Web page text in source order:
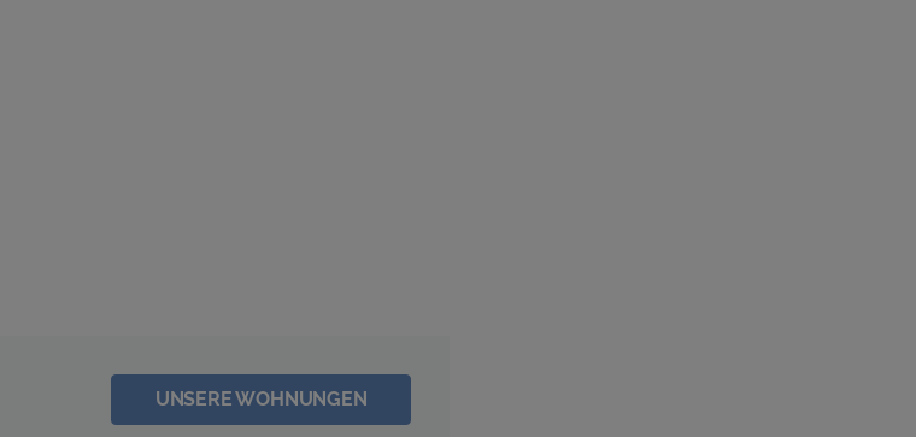
UNSERE WOHNUNGEN